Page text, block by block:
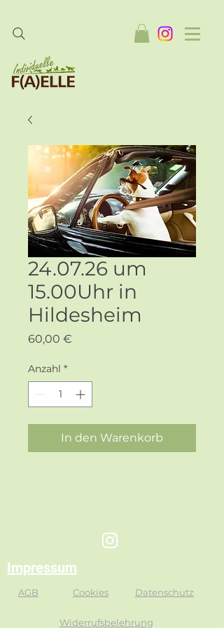
24.07.26 um
15.00Uhr in
Hildesheim
60,00 €
Anzahl *
In den Warenkorb
Impressum
AGB Cookies Datenschutz
Widerrufsbelehrung